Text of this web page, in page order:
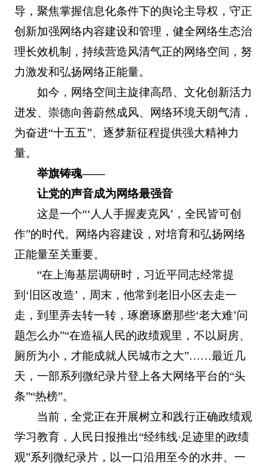
导，聚焦掌握信息化条件下的舆论主导权，守正
创新加强网络内容建设和管理，健全网络生态治
理长效机制，持续营造风清气正的网络空间，努
力激发和弘扬网络正能量。
如今，网络空间主旋律高昂、文化创新活力
迸发、崇德向善蔚然成风、网络环境天朗气清，
为奋进“十五五”、逐梦新征程提供强大精神力
量。
举旗铸魂——
让党的声音成为网络最强音
这是一个“‘人人手握麦克风’，全民皆可创
作”的时代。网络内容建设，对培育和弘扬网络
正能量至关重要。
“在上海基层调研时，习近平同志经常提
到‘旧区改造’，周末，他常到老旧小区去走一
走，到里弄去转一转，琢磨琢磨那些‘老大难’问
题怎么办”“在造福人民的政绩观里，不以厨房、
厕所为小，才能成就人民城市之大”……最近几
天，一部系列微纪录片登上各大网络平台的“头
条”“热榜”。
当前，全党正在开展树立和践行正确政绩观
学习教育，人民日报推出“经纬线·足迹里的政绩
观”系列微纪录片，以一口沿用至今的水井、一